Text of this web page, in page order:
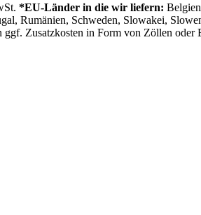
*EU-Länder in die wir liefern:
Rumänien, Schweden, Slowakei,
Zusatzkosten in Form von Zöllen